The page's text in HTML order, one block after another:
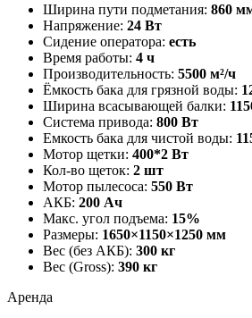
Ширина пути подметания: 860
Напряжение: 24 Вт
Сидение оператора: есть
Время работы: 4 ч
Производительность: 5500 м²/ч
Ёмкость бака для грязной воды:
Ширина всасывающей балки:
Система привода: 800 Вт
Емкость бака для чистой воды:
Мотор щетки: 400*2 Вт
Кол-во щеток: 2 шт
Мотор пылесоса: 550 Вт
АКБ: 200 Ач
Макс. угол подъема: 15%
Размеры: 1650×1150×1250 мм
Вес (без АКБ): 300 кг
Вес (Gross): 390 кг
Аренда